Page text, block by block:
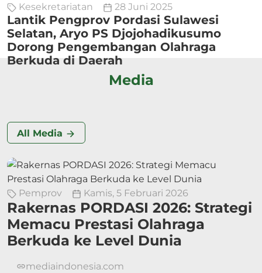
Kesekretariatan 28 Juni 2025
Lantik Pengprov Pordasi Sulawesi
Selatan, Aryo PS Djojohadikusumo
Dorong Pengembangan Olahraga
Berkuda di Daerah
Media
All Media
Pemprov Kamis, 5 Februari 2026
Rakernas PORDASI 2026: Strategi
Memacu Prestasi Olahraga
Berkuda ke Level Dunia
mediaindonesia.com